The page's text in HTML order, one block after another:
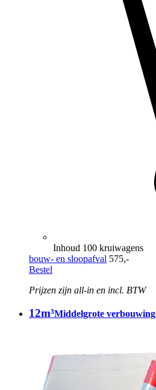
Inhoud 100 kruiwagens
bouw- en sloopafval 575,-
Bestel
Prijzen zijn all-in en incl. BTW
12m³Middelgrote verbouwing